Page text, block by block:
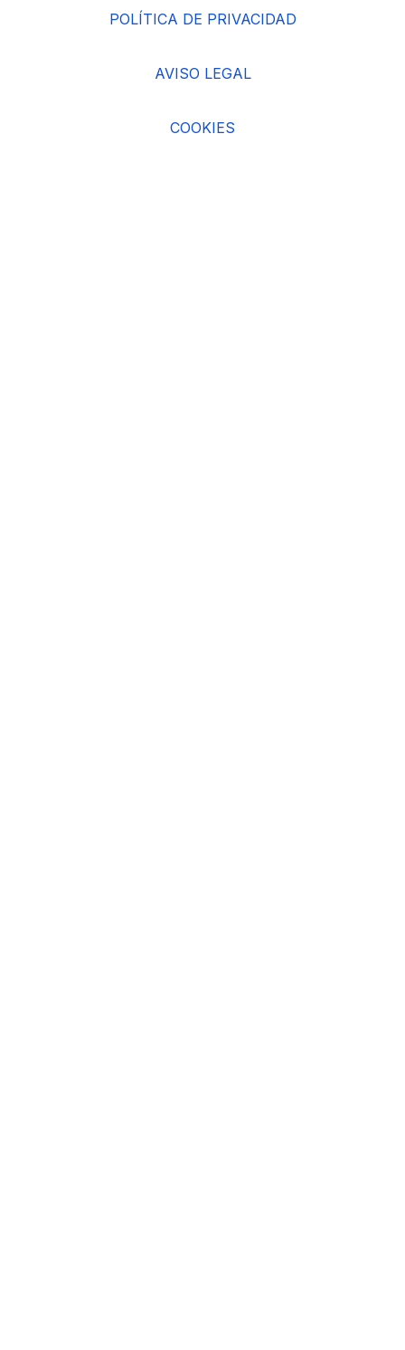
POLÍTICA DE PRIVACIDAD
AVISO LEGAL
COOKIES